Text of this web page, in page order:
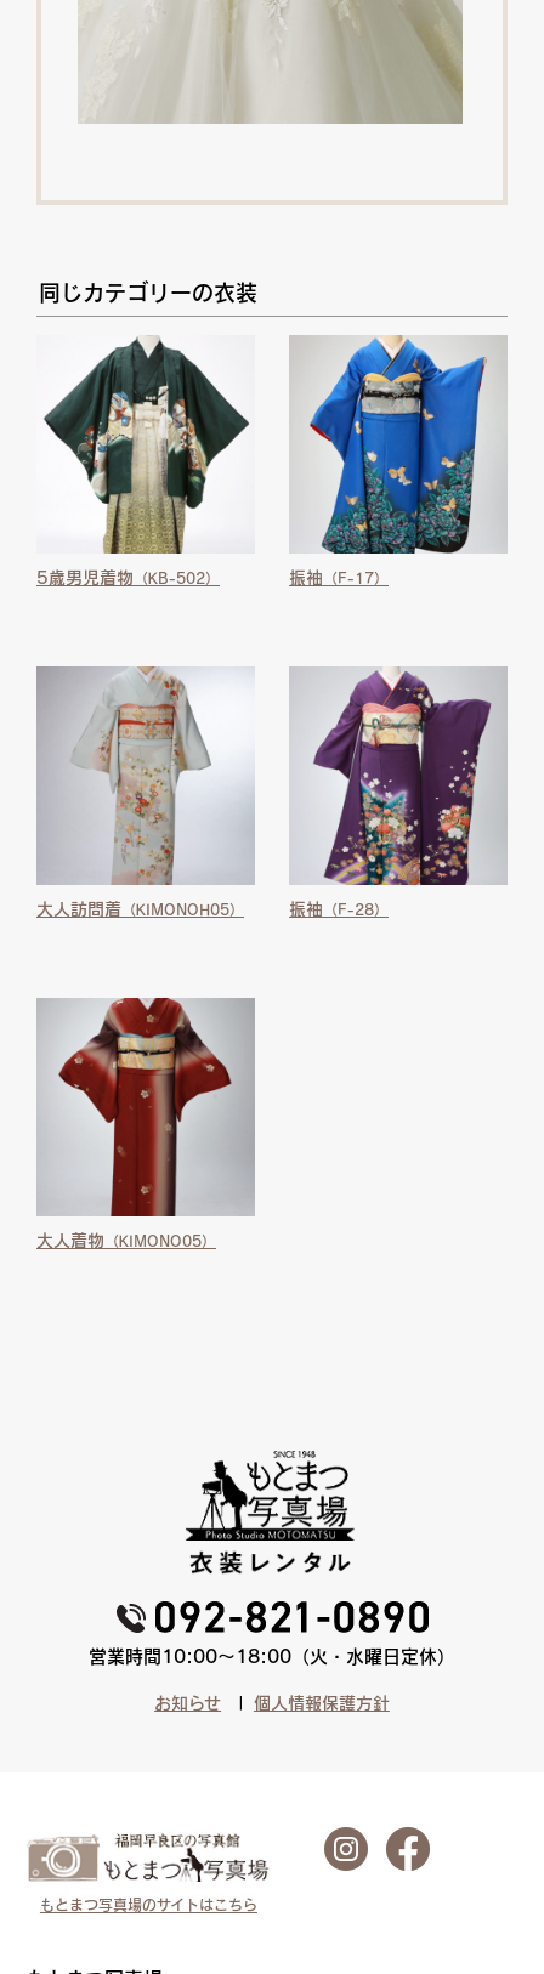
同じカテゴリーの衣装
5歳男児着物 （KB-502） 振袖 （F-17）
大人訪問着 （KIMONOH05） 振袖 （F-28）
大人着物 （KIMONO05）
営業時間10:00〜18:00（火・水曜日定休）
お知らせ 個人情報保護方針
もとまつ写真場のサイトはこちら